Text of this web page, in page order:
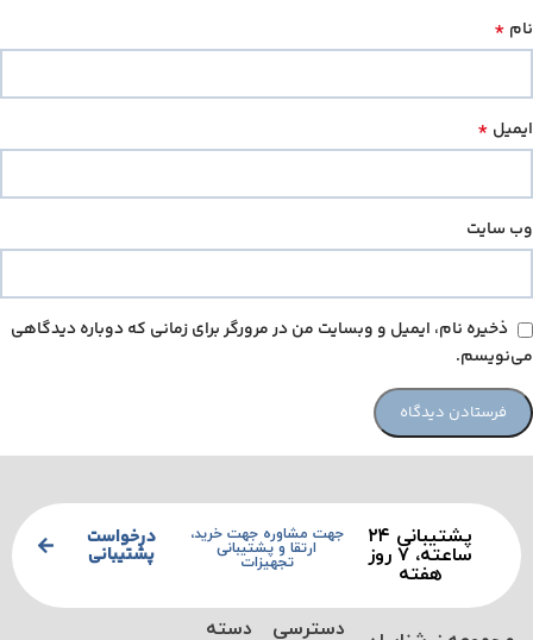
نام *
ایمیل *
وب‌ سایت
ذخیره نام، ایمیل و وبسایت من در مرورگر برای زمانی که دوباره دیدگاهی
می‌نویسم.
پشتیبانی ۲۴
ساعته، ۷ روز
هفته
جهت مشاوره جهت خرید،
ارتقا و پشتیبانی
تجهیزات
درخواست
پشتیبانی
دسترسی دسته